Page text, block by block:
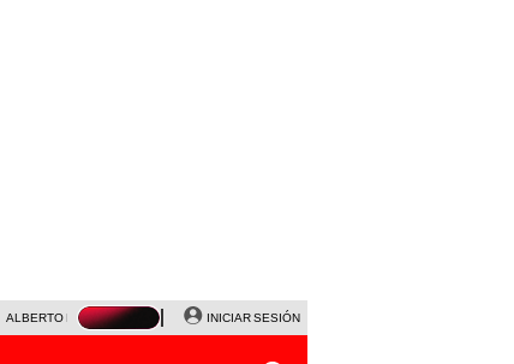
ALBERTO BENAVIDES NALDY SALDAÑA
INICIAR SESIÓN